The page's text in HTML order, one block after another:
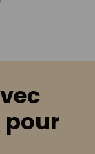
pour